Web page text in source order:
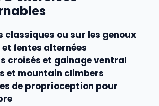
classiques ou sur les genoux
fentes alternées
croisés et gainage ventral
et mountain climbers
de proprioception pour